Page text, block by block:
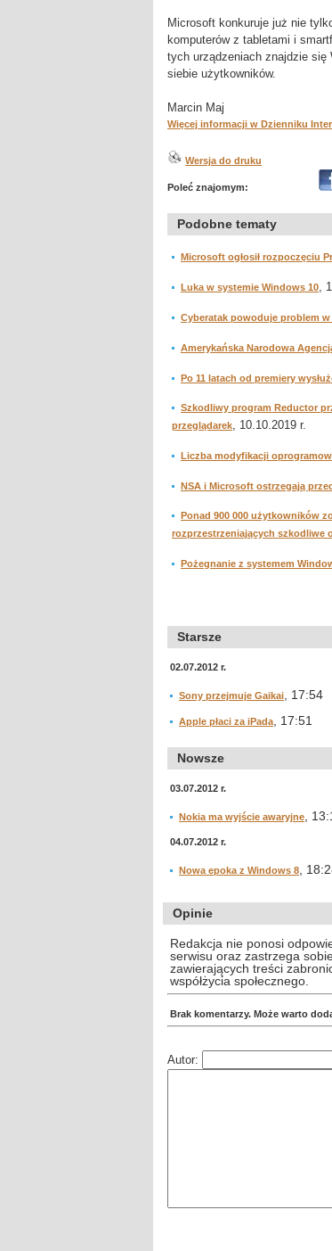
Microsoft konkuruje już nie
komputerów z tabletami i
tych urządzeniach znajdzie się
siebie użytkowników.
Marcin Maj
Więcej informacji w Dzienniku
Wersja do druku
Poleć znajomym:
Podobne tematy
Microsoft ogłosił rozpoczęciu
Luka w systemie Windows 10,
Cyberatak powoduje problem
Amerykańska Narodowa
Po 11 latach od premiery
Szkodliwy program Reductor
przeglądarek, 10.10.2019 r.
Liczba modyfikacji
NSA i Microsoft ostrzegają
Ponad 900 000 użytkowników
rozprzestrzeniających szkodliwe
Pożegnanie z systemem
Starsze
02.07.2012 r.
Sony przejmuje Gaikai , 17:54
Apple płaci za iPada , 17:51
Nowsze
03.07.2012 r.
Nokia ma wyjście awaryjne ,
04.07.2012 r.
Nowa epoka z Windows 8 ,
Opinie
Redakcja nie ponosi
serwisu oraz zastrzega
zawierających treści
współżycia społecznego.
Brak komentarzy. Może warto
Autor: